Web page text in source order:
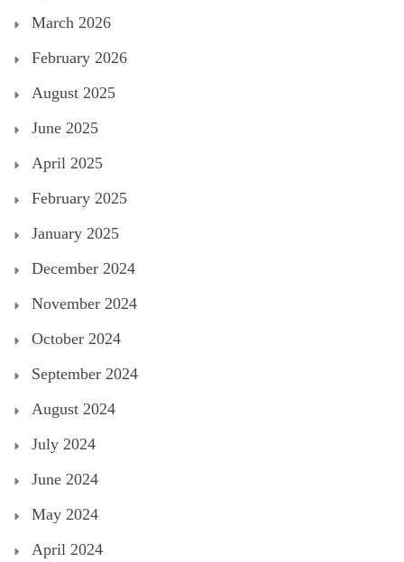
March 2026
February 2026
August 2025
June 2025
April 2025
February 2025
January 2025
December 2024
November 2024
October 2024
September 2024
August 2024
July 2024
June 2024
May 2024
April 2024